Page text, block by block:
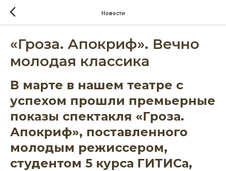
Новости
«Гроза. Апокриф». Вечно
молодая классика
В марте в нашем театре с
успехом прошли премьерные
показы спектакля «Гроза.
Апокриф», поставленного
молодым режиссером,
студентом 5 курса ГИТИСа,